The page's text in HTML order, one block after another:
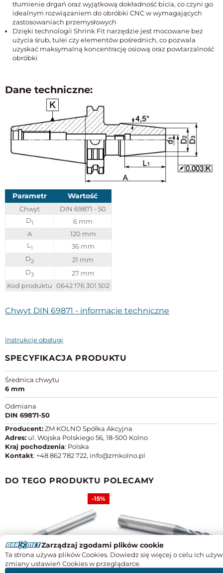
tłumienie drgań oraz wyjątkową dokładność bicia, co czyni go
idealnym rozwiązaniem do obróbki CNC w wymagających
zastosowaniach przemysłowych
Dzięki technologii Shrink Fit narzędzie jest mocowane bez
użycia śrub, tulei czy elementów pośrednich, co pozwala
uzyskać maksymalną koncentrację osiową oraz powtarzalność
obróbki
Dane techniczne:
Parametr Wartość
Chwyt
DIN 69871 - 50
D1
6 mm
A
120 mm
L1
36 mm
D2
21 mm
D3
27 mm
Kod produktu 0642 176 301 502
Chwyt DIN 69871 - informacje techniczne
Instrukcje obsługi
SPECYFIKACJA PRODUKTU
Średnica chwytu
6 mm
Odmiana
DIN 69871-50
Producent:ZM KOLNO Spółka Akcyjna
Adres: ul. Wojska Polskiego 56, 18-500 Kolno
Kraj pochodzenia: Polska
Kontakt: +48 862 782 722, info@zmkolno.pl
DO TEGO PRODUKTU POLECAMY
-15%
Frez 6 mm pełnowęglikowy | 3- Frez 1 mm | 4-ostrzowy | krótki |
Zarządzaj zgodami plików cookie
Ta strona używa plików Cookies. Dowiedz się więcej o celu ich
zmiany ustawień Cookies w przeglądarce.